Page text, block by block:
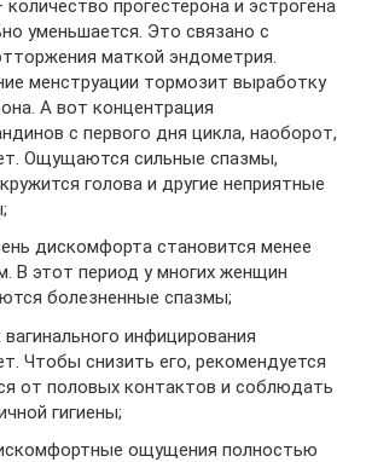
количество прогестерона и эстрогена
уменьшается. Это связано с
маткой эндометрия.
менструации тормозит выработку
А вот концентрация
с первого дня цикла, наоборот,
Ощущаются сильные спазмы,
голова и другие неприятные
дискомфорта становится менее
В этот период у многих женщин
болезненные спазмы;
инфицирования
Чтобы снизить его, рекомендуется
от половых контактов и соблюдать
гигиены;
ощущения полностью